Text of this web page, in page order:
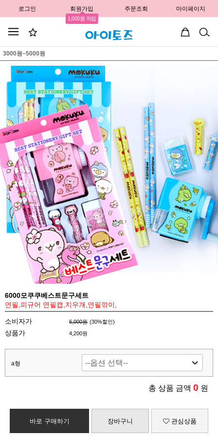
로그인 회원가입
1,000원 적립
주문조회 마이페이지
3000원~5000원
6000모쿠쿠베스트문구세트
연필,피규어 연필캡,지우개,연필깎이,
소비자가 6,000원 (30%할인)
상품가 4,200원
a형
총 상품 금액 0 원
바로 구매하기 장바구니 관심상품